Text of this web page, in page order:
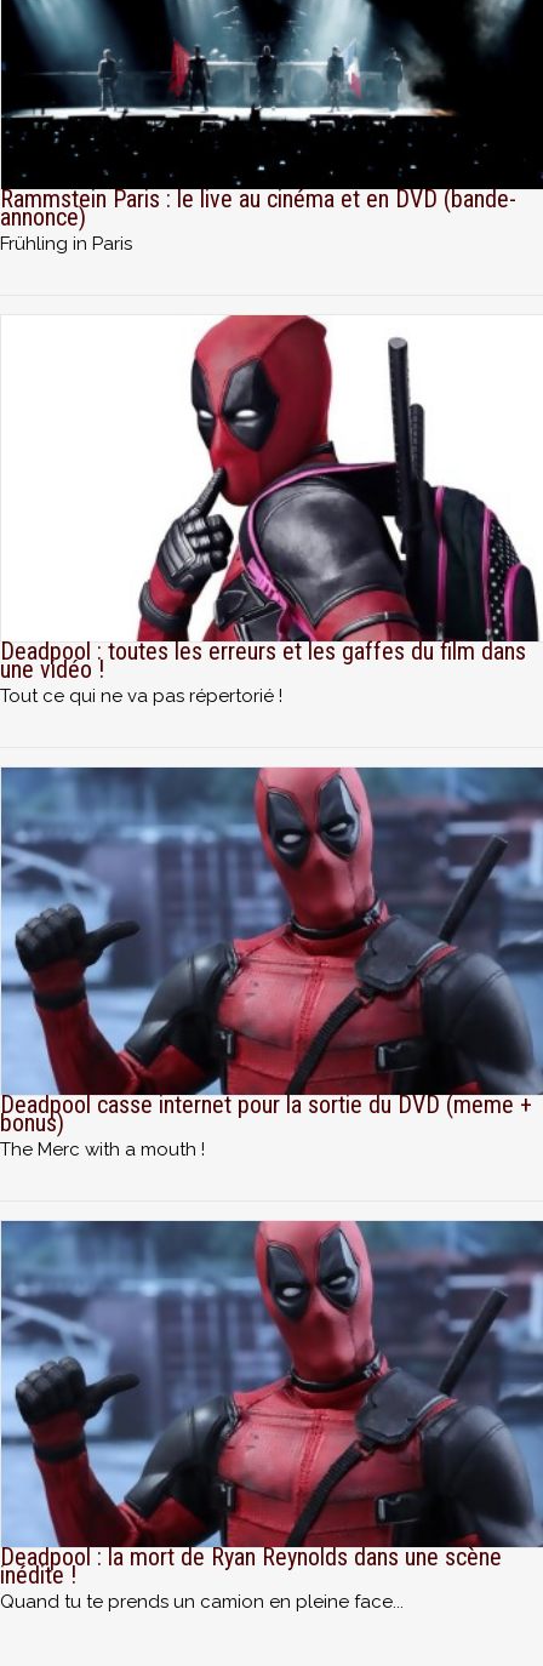
Rammstein Paris : le live au cinéma et en DVD (bande-
annonce)
Frühling in Paris
Deadpool : toutes les erreurs et les gaffes du film dans
une vidéo !
Tout ce qui ne va pas répertorié !
Deadpool casse internet pour la sortie du DVD (meme +
bonus)
The Merc with a mouth !
Deadpool : la mort de Ryan Reynolds dans une scène
inédite !
Quand tu te prends un camion en pleine face...